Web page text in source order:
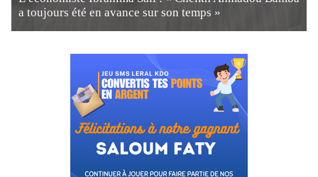
a toujours été en avance sur son temps »